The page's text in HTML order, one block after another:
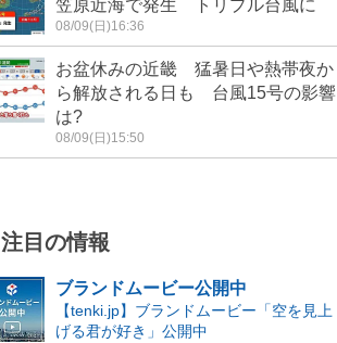
笠原近海で発生 トリプル台風に
08/09(日)16:36
お盆休みの近畿 猛暑日や熱帯夜か
ら解放される日も 台風15号の影響
は?
08/09(日)15:50
注目の情報
ブランドムービー公開中
【tenki.jp】ブランドムービー「空を見上
げる君が好き」公開中